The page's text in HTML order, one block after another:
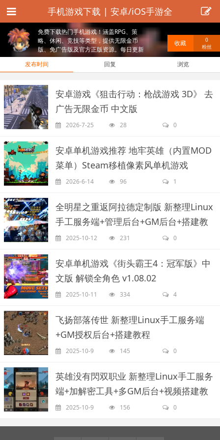
手机游戏下载 | 安卓/iOS手游全
集 | 破解版/无限金币版资源
免费下载热门手机游戏！涵盖RPG、策
略、休闲、竞技等类型，提供无限金币
版、免广告版及官方正版资源。每日更新
安全检测，附带修改器与游戏攻略。
0
粉丝
收藏
发布时间 回复 浏览
安卓游戏《狙击行动：枪战游戏 3D》 去
广告无限金币 中文版
2026-7-25 28 0
安卓单机游戏推荐 地牢英雄（内置MOD
菜单）Steam移植像素风单机游戏
2026-6-14 96 1
全明星之重返阿拉德定制版 新整理Linux
手工服务端+管理后台+GM后台+搭建教
程 2025-10-12 231 0
安卓单机游戏《街头霸王4：冠军版》中
文版 解锁全角色 v1.08.02
2025-10-11 334 4
飞扬部落传世 新整理Linux手工服务端
+GM授权后台+搭建教程
2025-10-9 145 0
英雄没有閃双职业 新整理Linux手工服务
端+加解密工具+多GM后台+视频搭建教
程 2025-10-9 156 0